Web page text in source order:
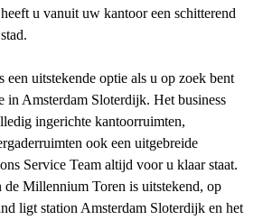
u vanuit uw kantoor een schitterend
uitstekende optie als u op zoek bent
in Amsterdam Sloterdijk. Het business
ingerichte kantoorruimten,
ook een uitgebreide
Service Team altijd voor u klaar staat.
de Millennium Toren is uitstekend, op
ligt station Amsterdam Sloterdijk en het